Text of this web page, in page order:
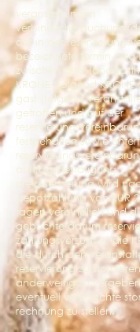
veranstaltungen
verbindliche buchung/
der in der
bezeichnete termin wird
zwischen dem
KRONE (folgend
gast (folgend
getroffen und auf der
festgehalten sowie
auftragsbestätigung.
die reservierung wird
depotzahlung von EUR
tagen verbindlich und
gebuchte datum
zahlungsverzugs ist die
die durch den
reservierung zu
anderweitig zu
eventuell verursachte
rechnung zu stellen.